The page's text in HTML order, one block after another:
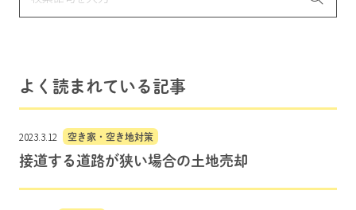
よく読まれている記事
2023.3.12 空き家・空き地対策
接道する道路が狭い場合の土地売却